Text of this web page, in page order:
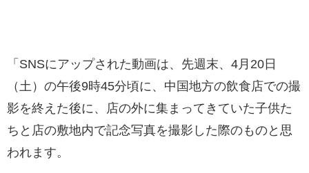
「SNSにアップされた動画は、先週末、4月20日
（土）の午後9時45分頃に、中国地方の飲食店での撮
影を終えた後に、店の外に集まってきていた子供た
ちと店の敷地内で記念写真を撮影した際のものと思
われます。